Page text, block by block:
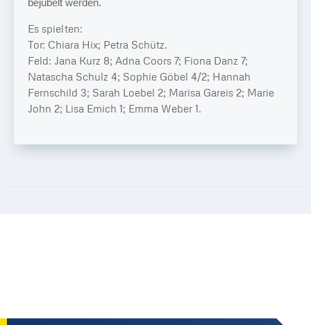
bejubelt werden.
Es spielten:
Tor: Chiara Hix; Petra Schütz.
Feld: Jana Kurz 8; Adna Coors 7; Fiona Danz 7;
Natascha Schulz 4; Sophie Göbel 4/2; Hannah
Fernschild 3; Sarah Loebel 2; Marisa Gareis 2; Marie
John 2; Lisa Emich 1; Emma Weber 1.